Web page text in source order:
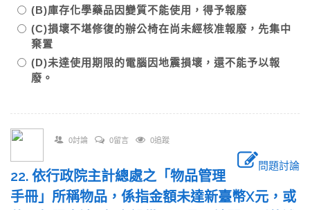
(B)庫存化學藥品因變質不能使用，得予報廢
(C)損壞不堪修復的辦公椅在尚未經核准報廢，先集中
棄置
(D)未達使用期限的電腦因地震損壞，還不能予以報
廢。
0討論 0留言 0追蹤
問題討論
22. 依行政院主計總處之「物品管理
手冊」所稱物品，係指金額未達新臺幣X元，或